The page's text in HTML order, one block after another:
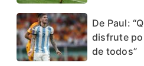
De Paul:
disfrute
de todos”